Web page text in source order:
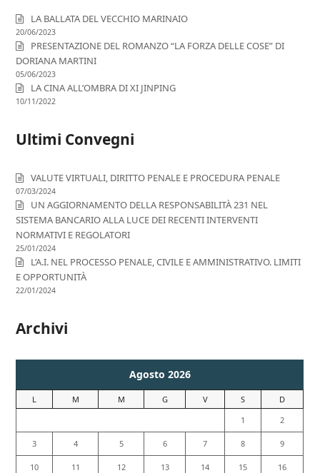
LA BALLATA DEL VECCHIO MARINAIO
20/06/2023
PRESENTAZIONE DEL ROMANZO “LA FORZA DELLE COSE” DI
DORIANA MARTINI
05/06/2023
LA CINA ALL’OMBRA DI XI JINPING
10/11/2022
Ultimi Convegni
VALUTE VIRTUALI, DIRITTO PENALE E PROCEDURA PENALE
07/03/2024
UN AGGIORNAMENTO DELLA RESPONSABILITÀ 231 NEL
SISTEMA BANCARIO ALLA LUCE DEI RECENTI INTERVENTI
NORMATIVI E REGOLATORI
25/01/2024
L’A.I. NEL PROCESSO PENALE, CIVILE E AMMINISTRATIVO. LIMITI
E OPPORTUNITÀ
22/01/2024
Archivi
Agosto 2026
L M M G V S
D
1
2
3 4 5 6 7 8 9
10 11 12 13 14 15 16